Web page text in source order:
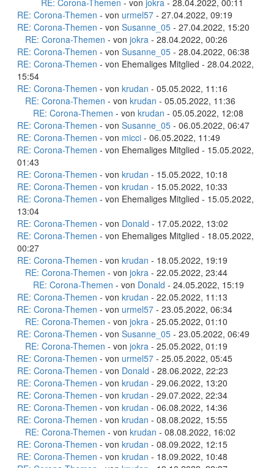
RE: Corona-Themen - von jokra - 28.04.2022, 00:11
RE: Corona-Themen - von urmel57 - 27.04.2022, 09:19
RE: Corona-Themen - von Susanne_05 - 27.04.2022, 15:20
RE: Corona-Themen - von jokra - 28.04.2022, 00:26
RE: Corona-Themen - von Susanne_05 - 28.04.2022, 06:38
RE: Corona-Themen - von Ehemaliges Mitglied - 28.04.2022,
15:54
RE: Corona-Themen - von krudan - 05.05.2022, 11:16
RE: Corona-Themen - von krudan - 05.05.2022, 11:36
RE: Corona-Themen - von krudan - 05.05.2022, 12:08
RE: Corona-Themen - von Susanne_05 - 06.05.2022, 06:47
RE: Corona-Themen - von micci - 06.05.2022, 11:49
RE: Corona-Themen - von Ehemaliges Mitglied - 15.05.2022,
01:43
RE: Corona-Themen - von krudan - 15.05.2022, 10:18
RE: Corona-Themen - von krudan - 15.05.2022, 10:33
RE: Corona-Themen - von Ehemaliges Mitglied - 15.05.2022,
13:04
RE: Corona-Themen - von Donald - 17.05.2022, 13:02
RE: Corona-Themen - von Ehemaliges Mitglied - 18.05.2022,
00:27
RE: Corona-Themen - von krudan - 18.05.2022, 19:19
RE: Corona-Themen - von jokra - 22.05.2022, 23:44
RE: Corona-Themen - von Donald - 24.05.2022, 15:19
RE: Corona-Themen - von krudan - 22.05.2022, 11:13
RE: Corona-Themen - von urmel57 - 23.05.2022, 06:34
RE: Corona-Themen - von jokra - 25.05.2022, 01:10
RE: Corona-Themen - von Susanne_05 - 23.05.2022, 06:49
RE: Corona-Themen - von jokra - 25.05.2022, 01:19
RE: Corona-Themen - von urmel57 - 25.05.2022, 05:45
RE: Corona-Themen - von Donald - 28.06.2022, 22:23
RE: Corona-Themen - von krudan - 29.06.2022, 13:20
RE: Corona-Themen - von krudan - 29.07.2022, 22:34
RE: Corona-Themen - von krudan - 06.08.2022, 14:36
RE: Corona-Themen - von krudan - 08.08.2022, 15:55
RE: Corona-Themen - von krudan - 08.08.2022, 16:02
RE: Corona-Themen - von krudan - 08.09.2022, 12:15
RE: Corona-Themen - von krudan - 18.09.2022, 10:48